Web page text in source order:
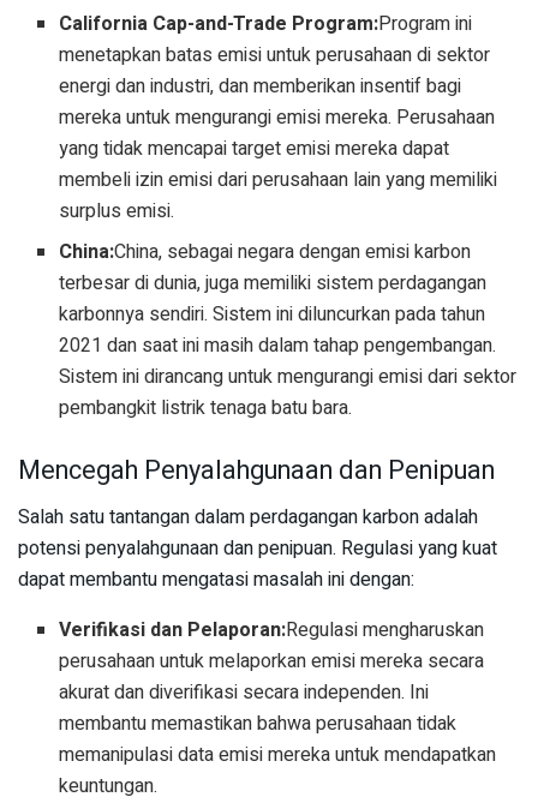
California Cap-and-Trade Program:Program ini
menetapkan batas emisi untuk perusahaan di sektor
energi dan industri, dan memberikan insentif bagi
mereka untuk mengurangi emisi mereka. Perusahaan
yang tidak mencapai target emisi mereka dapat
membeli izin emisi dari perusahaan lain yang memiliki
surplus emisi.
China:China, sebagai negara dengan emisi karbon
terbesar di dunia, juga memiliki sistem perdagangan
karbonnya sendiri. Sistem ini diluncurkan pada tahun
2021 dan saat ini masih dalam tahap pengembangan.
Sistem ini dirancang untuk mengurangi emisi dari sektor
pembangkit listrik tenaga batu bara.
Mencegah Penyalahgunaan dan Penipuan
Salah satu tantangan dalam perdagangan karbon adalah
potensi penyalahgunaan dan penipuan. Regulasi yang kuat
dapat membantu mengatasi masalah ini dengan:
Verifikasi dan Pelaporan:Regulasi mengharuskan
perusahaan untuk melaporkan emisi mereka secara
akurat dan diverifikasi secara independen. Ini
membantu memastikan bahwa perusahaan tidak
memanipulasi data emisi mereka untuk mendapatkan
keuntungan.